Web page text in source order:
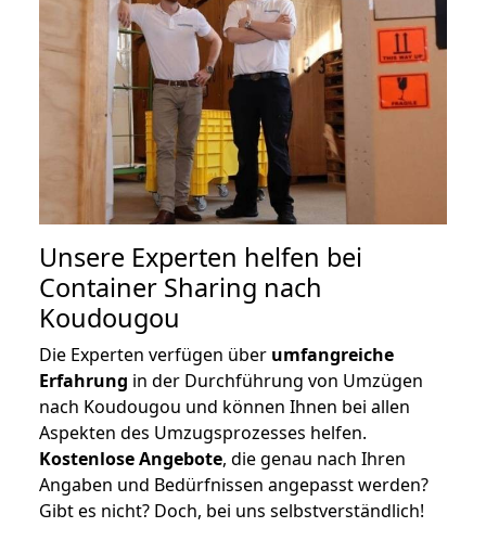
Unsere Experten helfen bei
Container Sharing nach
Koudougou
Die Experten verfügen über umfangreiche
Erfahrung in der Durchführung von Umzügen
nach Koudougou und können Ihnen bei allen
Aspekten des Umzugsprozesses helfen.
Kostenlose Angebote, die genau nach Ihren
Angaben und Bedürfnissen angepasst werden?
Gibt es nicht? Doch, bei uns selbstverständlich!